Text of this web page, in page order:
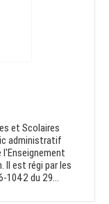
et Scolaires
administratif
Il est régi par les
1042 du 29...